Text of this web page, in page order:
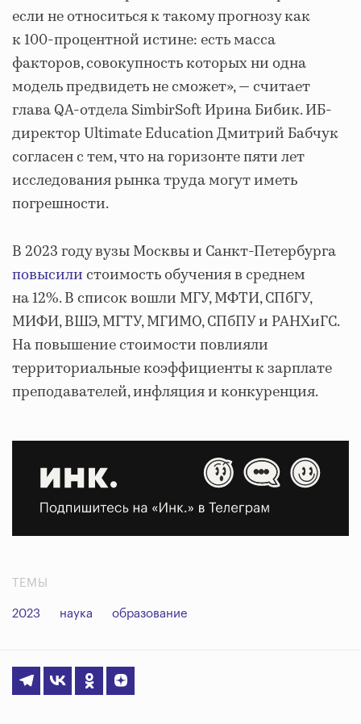
если не относиться к такому прогнозу как
к 100-процентной истине: есть масса
факторов, совокупность которых ни одна
модель предвидеть не сможет», — считает
глава QA-отдела SimbirSoft Ирина Бибик. ИБ-
директор Ultimate Education Дмитрий Бабчук
согласен с тем, что на горизонте пяти лет
исследования рынка труда могут иметь
погрешности.
В 2023 году вузы Москвы и Санкт-Петербурга
повысилистоимость обучения в среднем
на 12%. В список вошли МГУ, МФТИ, СПбГУ,
МИФИ, ВШЭ, МГТУ, МГИМО, СПбПУ и РАНХиГС.
На повышение стоимости повлияли
территориальные коэффициенты к зарплате
преподавателей, инфляция и конкуренция.
ТЕМЫ
2023 наука образование